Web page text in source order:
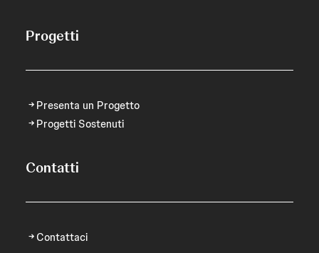
Progetti
Presenta un Progetto
Progetti Sostenuti
Contatti
Contattaci